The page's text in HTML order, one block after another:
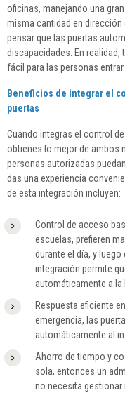
oficinas, manejando una
misma cantidad en dirección
pensar que las puertas
discapacidades. En
fácil para las personas
Beneficios de integrar el
puertas
Cuando integras el control
obtienes lo mejor de ambos
personas autorizadas
das una experiencia
de esta integración incluyen:
Control de acceso
escuelas, prefieren
durante el día, y
integración permite
automáticamente a la
Respuesta eficiente
emergencia, las
automáticamente al
Ahorro de tiempo y
sola, entonces un
no necesita gestionar